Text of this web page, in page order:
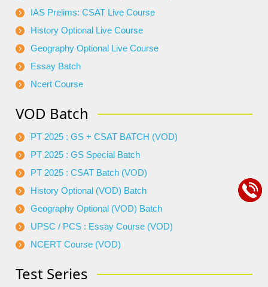
IAS Prelims: CSAT Live Course
History Optional Live Course
Geography Optional Live Course
Essay Batch
Ncert Course
VOD Batch
PT 2025 : GS + CSAT BATCH (VOD)
PT 2025 : GS Special Batch
PT 2025 : CSAT Batch (VOD)
History Optional (VOD) Batch
Geography Optional (VOD) Batch
UPSC / PCS : Essay Course (VOD)
NCERT Course (VOD)
Test Series